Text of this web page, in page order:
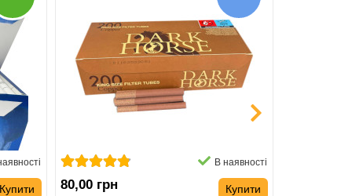
Купити
В наявності
80,00 грн Купити